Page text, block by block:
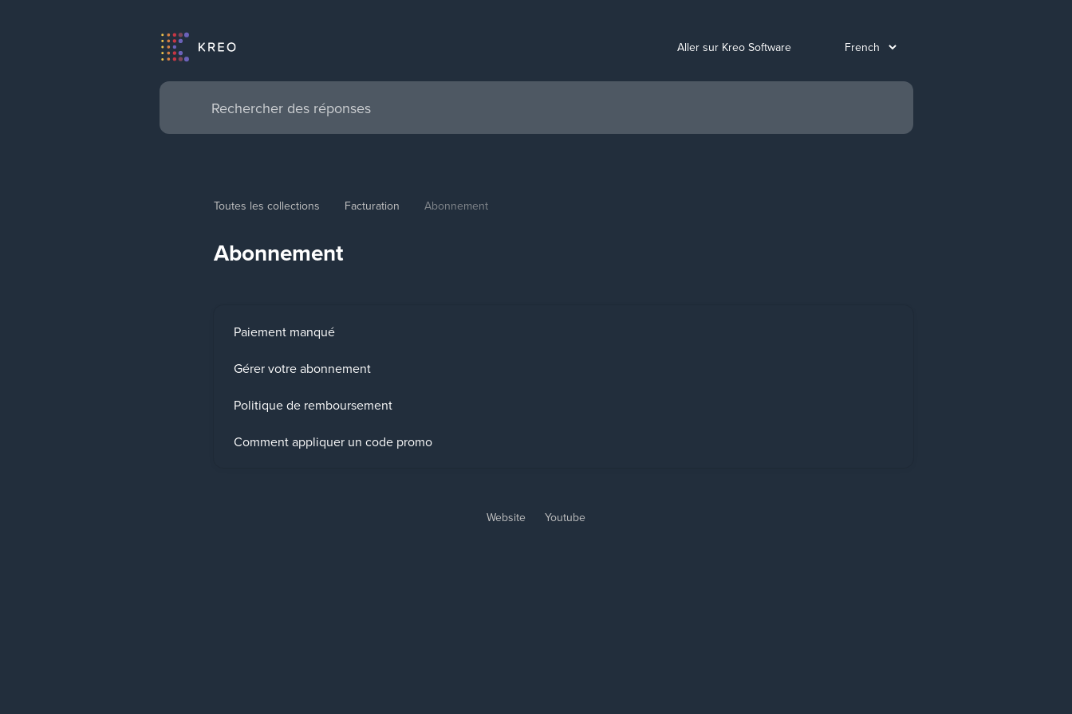
Aller sur Kreo Software
Toutes les collections Facturation Abonnement
Abonnement
Paiement manqué
Gérer votre abonnement
Politique de remboursement
Comment appliquer un code promo
Website Youtube